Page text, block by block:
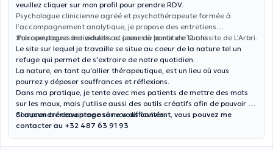
veuillez cliquer sur mon profil pour prendre RDV.
Psychologue clinicienne agréé et psychothérapeute formée à
l’accompagnement analytique, je propose des entretiens
thérapeutiques individuels au cœur de la nature sur le site de L'Arbri.
J'accompagne des adultes et jeunes à partir de 12 ans.
Le site sur lequel je travaille se situe au coeur de la nature tel un
refuge qui permet de s'extraire de notre quotidien.
La nature, en tant qu'allier thérapeutique, est un lieu où vous
pourrez y déposer souffrances et réflexions.
Dans ma pratique, je tente avec mes patients de mettre des mots
sur les maux, mais j'utilise aussi des outils créatifs afin de pouvoir en
comprendre davantage sur vos difficultés.
Si aucun créneau proposé ne vous convient, vous pouvez me
contacter au +32 487 63 91 93